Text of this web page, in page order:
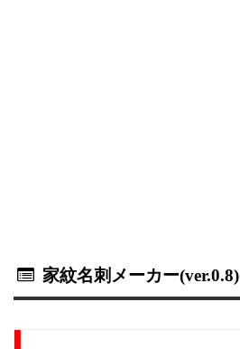
家紋名刺メーカー(ver.0.8)